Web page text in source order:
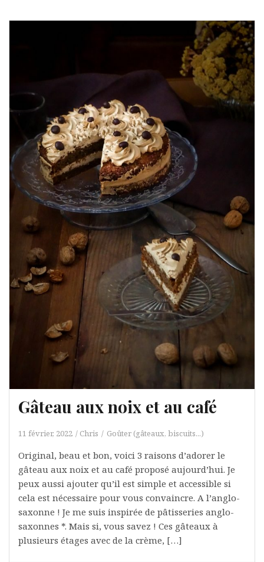
Gâteau aux noix et au café
11 février, 2022 Chris Goûter (gâteaux, biscuits...)
Original, beau et bon, voici 3 raisons d’adorer le
gâteau aux noix et au café proposé aujourd’hui. Je
peux aussi ajouter qu’il est simple et accessible si
cela est nécessaire pour vous convaincre. A l’anglo-
saxonne ! Je me suis inspirée de pâtisseries anglo-
saxonnes *. Mais si, vous savez ! Ces gâteaux à
plusieurs étages avec de la crème, […]